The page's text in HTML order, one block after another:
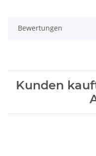
Bewertungen
Kunden